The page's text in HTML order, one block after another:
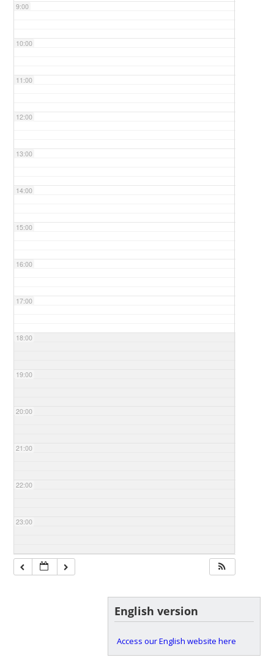
9:00
10:00
11:00
12:00
13:00
14:00
15:00
16:00
17:00
18:00
19:00
20:00
21:00
22:00
23:00
English version
Access our English website here